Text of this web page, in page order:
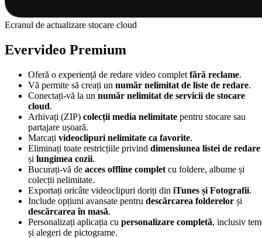
Ecranul de actualizare stocare cloud
Evervideo Premium
Oferă o experiență de redare video complet fără reclame.
Vă permite să creați un număr nelimitat de liste de redare.
Conectați-vă la un număr nelimitat de servicii de stocare
cloud.
Arhivați (ZIP) colecții media nelimitate pentru stocare sau
partajare ușoară.
Marcați videoclipuri nelimitate ca favorite.
Eliminați toate restricțiile privind dimensiunea listei de redare
și lungimea cozii.
Bucurați-vă de acces offline complet cu foldere, albume și
colecții nelimitate.
Exportați oricâte videoclipuri doriți din iTunes și Fotografii.
Include opțiuni avansate pentru descărcarea folderelor și
descărcarea în masă.
Personalizați aplicația cu personalizare completă, inclusiv
și alegeri de pictograme.